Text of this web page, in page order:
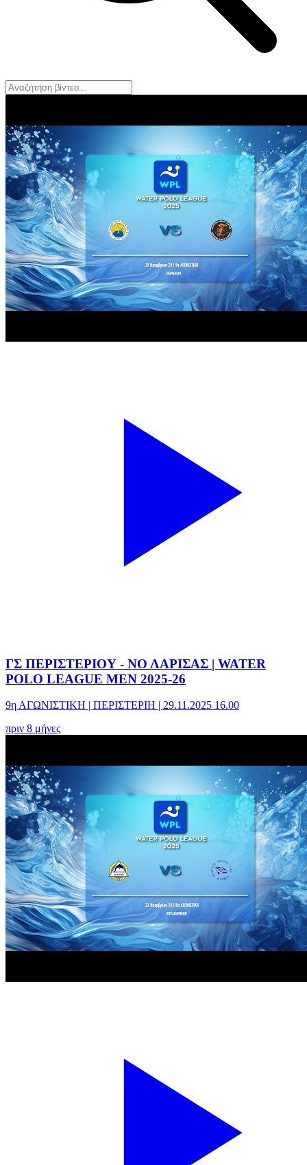
ΓΣ ΠΕΡΙΣΤΕΡΙΟΥ - ΝΟ ΛΑΡΙΣΑΣ | WATER
POLO LEAGUE MEN 2025-26
9η ΑΓΩΝΙΣΤΙΚΗ | ΠΕΡΙΣΤΕΡΙΗ | 29.11.2025 16.00
πριν 8 μήνες